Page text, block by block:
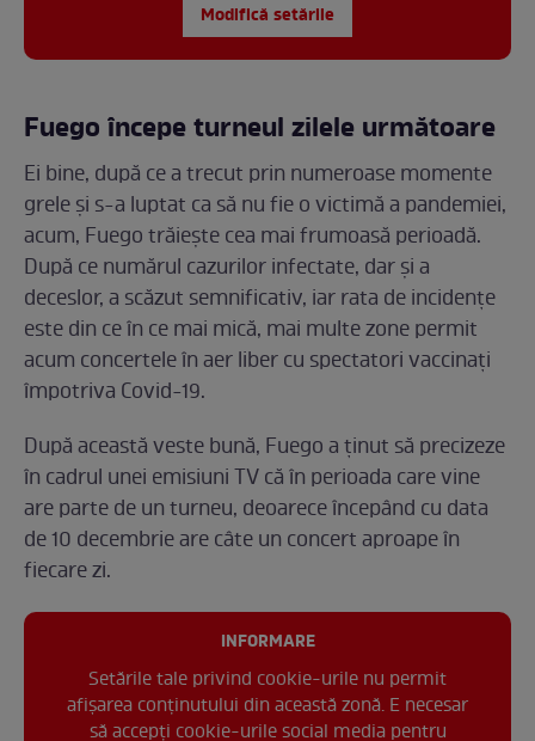
Modifică setările
Fuego începe turneul zilele următoare
Ei bine, după ce a trecut prin numeroase momente
grele și s-a luptat ca să nu fie o victimă a pandemiei,
acum, Fuego trăiește cea mai frumoasă perioadă.
După ce numărul cazurilor infectate, dar și a
deceslor, a scăzut semnificativ, iar rata de incidențe
este din ce în ce mai mică, mai multe zone permit
acum concertele în aer liber cu spectatori vaccinați
împotriva Covid-19.
După această veste bună, Fuego a ținut să precizeze
în cadrul unei emisiuni TV că în perioada care vine
are parte de un turneu, deoarece începând cu data
de 10 decembrie are câte un concert aproape în
fiecare zi.
INFORMARE
Setările tale privind cookie-urile nu permit
afișarea conținutului din această zonă. E necesar
să accepți cookie-urile social media pentru